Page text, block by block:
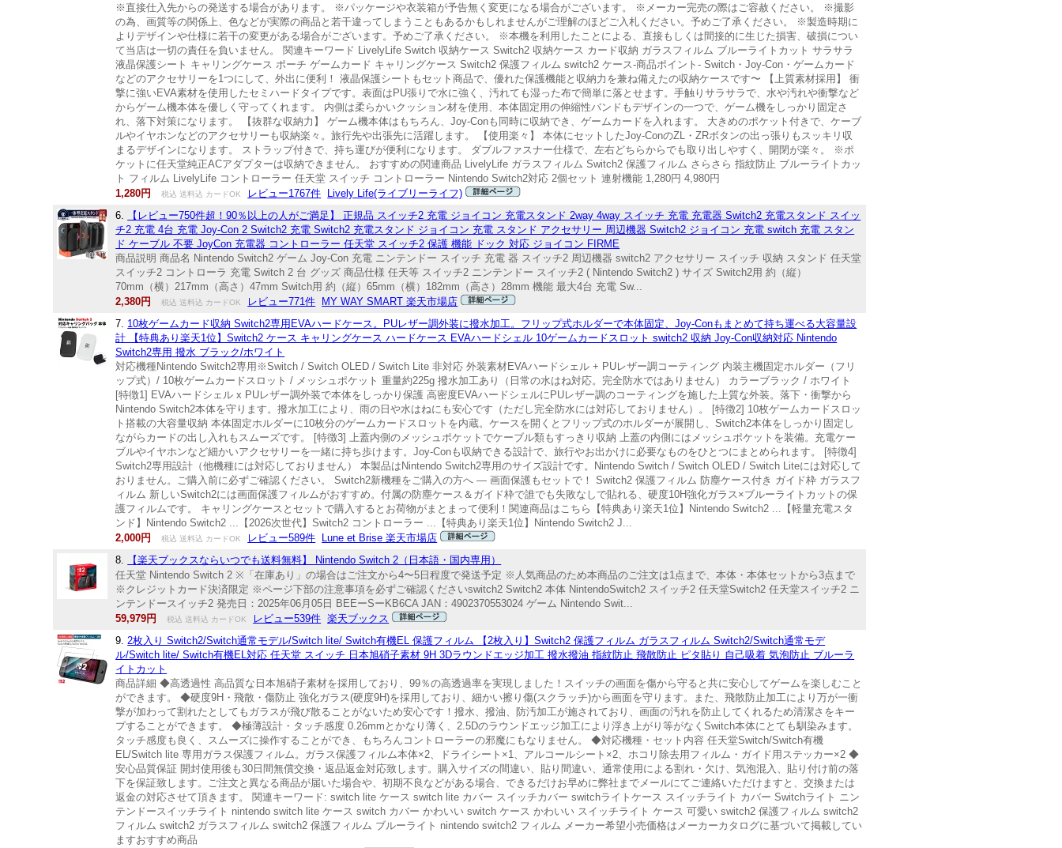
※直接仕入先からの発送する場合があります。 ※パッケージや衣装箱が予告無く変更になる場合がございます。 ※メーカー完売の際はご容赦ください。 ※撮影
の為、画質等の関係上、色などが実際の商品と若干違ってしまうこともあるかもしれませんがご理解のほどご入札ください。予めご了承ください。 ※製造時期に
よりデザインや仕様に若干の変更がある場合がございます。予めご了承ください。 ※本機を利用したことによる、直接もしくは間接的に生じた損害、破損につい
て当店は一切の責任を負いません。 関連キーワード LivelyLife Switch 収納ケース Switch2 収納ケース カード収納 ガラスフィルム ブルーライトカット サラサラ
液晶保護シート キャリングケース ポーチ ゲームカード キャリングケース Switch2 保護フィルム switch2 ケース-商品ポイント- Switch・Joy-Con・ゲームカード
などのアクセサリーを1つにして、外出に便利！ 液晶保護シートもセット商品で、優れた保護機能と収納力を兼ね備えたの収納ケースです〜 【上質素材採用】 衝
撃に強いEVA素材を使用したセミハードタイプです。表面はPU張りで水に強く、汚れても湿った布で簡単に落とせます。手触りサラサラで、水や汚れや衝撃など
からゲーム機本体を優しく守ってくれます。 内側は柔らかいクッション材を使用、本体固定用の伸縮性バンドもデザインの一つで、ゲーム機をしっかり固定さ
れ、落下対策になります。 【抜群な収納力】 ゲーム機本体はもちろん、Joy-Conも同時に収納でき、ゲームカードを入れます。 大きめのポケット付きで、ケーブ
ルやイヤホンなどのアクセサリーも収納楽々。旅行先や出張先に活躍します。 【使用楽々】 本体にセットしたJoy-ConのZL・ZRボタンの出っ張りもスッキリ収
まるデザインになります。 ストラップ付きで、持ち運びが便利になります。 ダブルファスナー仕様で、左右どちらからでも取り出しやすく、開閉が楽々。 ※ポ
ケットに任天堂純正ACアダプターは収納できません。 おすすめの関連商品 LivelyLife ガラスフィルム Switch2 保護フィルム さらさら 指紋防止 ブルーライトカッ
ト フィルム LivelyLife コントローラー 任天堂 スイッチ コントローラー Nintendo Switch2対応 2個セット 連射機能 1,280円 4,980円
1,280円
税込 送料込 カードOK レビュー1767件
Lively Life(ライブリーライフ)
6.
【レビュー750件超！90％以上の人がご満足】 正規品 スイッチ2 充電 ジョイコン 充電スタンド 2way 4way スイッチ 充電 充電器 Switch2 充電スタンド スイッ
チ2 充電 4台 充電 Joy-Con 2 Switch2 充電 Switch2 充電スタンド ジョイコン 充電 スタンド アクセサリー 周辺機器 Switch2 ジョイコン 充電 switch 充電 スタン
ド ケーブル 不要 JoyCon 充電器 コントローラー 任天堂 スイッチ2 保護 機能 ドック 対応 ジョイコン FIRME
商品説明 商品名 Nintendo Switch2 ゲーム Joy-Con 充電 ニンテンドー スイッチ 充電 器 スイッチ2 周辺機器 switch2 アクセサリー スイッチ 収納 スタンド 任天堂
スイッチ2 コントローラ 充電 Switch 2 台 グッズ 商品仕様 任天等 スイッチ2 ニンテンドー スイッチ2 ( Nintendo Switch2 ) サイズ Switch2用 約（縦）
70mm（横）217mm（高さ）47mm Switch用 約（縦）65mm（横）182mm（高さ）28mm 機能 最大4台 充電 Sw...
2,380円
税込 送料込 カードOK レビュー771件
MY WAY SMART 楽天市場店
7. 10枚ゲームカード収納 Switch2専用EVAハードケース。PUレザー調外装に撥水加工。フリップ式ホルダーで本体固定、Joy-Conもまとめて持ち運べる大容量設
計 【特典あり楽天1位】Switch2 ケース キャリングケース ハードケース EVAハードシェル 10ゲームカードスロット switch2 収納 Joy-Con収納対応 Nintendo
Switch2専用 撥水 ブラック/ホワイト
対応機種Nintendo Switch2専用※Switch / Switch OLED / Switch Lite 非対応 外装素材EVAハードシェル + PUレザー調コーティング 内装主機固定ホルダー（フリ
ップ式）/ 10枚ゲームカードスロット / メッシュポケット 重量約225g 撥水加工あり（日常の水はね対応。完全防水ではありません） カラーブラック / ホワイト
[特徴1] EVAハードシェル x PUレザー調外装で本体をしっかり保護 高密度EVAハードシェルにPUレザー調のコーティングを施した上質な外装。落下・衝撃から
Nintendo Switch2本体を守ります。撥水加工により、雨の日や水はねにも安心です（ただし完全防水には対応しておりません）。 [特徴2] 10枚ゲームカードスロッ
ト搭載の大容量収納 本体固定ホルダーに10枚分のゲームカードスロットを内蔵。ケースを開くとフリップ式のホルダーが展開し、Switch2本体をしっかり固定し
ながらカードの出し入れもスムーズです。 [特徴3] 上蓋内側のメッシュポケットでケーブル類もすっきり収納 上蓋の内側にはメッシュポケットを装備。充電ケー
ブルやイヤホンなど細かいアクセサリーを一緒に持ち歩けます。Joy-Conも収納できる設計で、旅行やお出かけに必要なものをひとつにまとめられます。 [特徴4]
Switch2専用設計（他機種には対応しておりません） 本製品はNintendo Switch2専用のサイズ設計です。Nintendo Switch / Switch OLED / Switch Liteには対応して
おりません。ご購入前に必ずご確認ください。 Switch2新機種をご購入の方へ — 画面保護もセットで！ Switch2 保護フィルム 防塵ケース付き ガイド枠 ガラスフ
ィルム 新しいSwitch2には画面保護フィルムがおすすめ。付属の防塵ケース＆ガイド枠で誰でも失敗なしで貼れる、硬度10H強化ガラス×ブルーライトカットの保
護フィルムです。 キャリングケースとセットで購入するとお荷物がまとまって便利！関連商品はこちら【特典あり楽天1位】Nintendo Switch2 ...【軽量充電スタ
ンド】Nintendo Switch2 ...【2026次世代】Switch2 コントローラー ...【特典あり楽天1位】Nintendo Switch2 J...
2,000円
税込 送料込 カードOK レビュー589件
Lune et Brise 楽天市場店
8.
【楽天ブックスならいつでも送料無料】 Nintendo Switch 2（日本語・国内専用）
任天堂 Nintendo Switch 2 ※「在庫あり」の場合はご注文から4〜5日程度で発送予定 ※人気商品のため本商品のご注文は1点まで、本体・本体セットから3点まで
※クレジットカード決済限定 ※ページ下部の注意事項を必ずご確認くださいswitch2 Switch2 本体 NintendoSwitch2 スイッチ2 任天堂Switch2 任天堂スイッチ2 ニ
ンテンドースイッチ2 発売日：2025年06月05日 BEEーSーKB6CA JAN：4902370553024 ゲーム Nintendo Swit...
59,979円
税込 送料込 カードOK レビュー539件 楽天ブックス
9.2枚入り Switch2/Switch通常モデル/Switch lite/ Switch有機EL 保護フィルム 【2枚入り】Switch2 保護フィルム ガラスフィルム Switch2/Switch通常モデ
ル/Switch lite/ Switch有機EL対応 任天堂 スイッチ 日本旭硝子素材 9H 3Dラウンドエッジ加工 撥水撥油 指紋防止 飛散防止 ピタ貼り 自己吸着 気泡防止 ブルーラ
イトカット
商品詳細 ◆高透過性 高品質な日本旭硝子素材を採用しており、99％の高透過率を実現しました！スイッチの画面を傷から守ると共に安心してゲームを楽しむこと
ができます。 ◆硬度9H・飛散・傷防止 強化ガラス(硬度9H)を採用しており、細かい擦り傷(スクラッチ)から画面を守ります。また、飛散防止加工により万が一衝
撃が加わって割れたとしてもガラスが飛び散ることがないため安心です！撥水、撥油、防汚加工が施されており、画面の汚れを防止してくれるため清潔さをキー
プすることができます。 ◆極薄設計・タッチ感度 0.26mmとかなり薄く、2.5Dのラウンドエッジ加工により浮き上がり等がなくSwitch本体にとても馴染みます。
タッチ感度も良く、スムーズに操作することができ、もちろんコントローラーの邪魔にもなりません。 ◆対応機種・セット内容 任天堂Switch/Switch有機
EL/Switch lite 専用ガラス保護フィルム。ガラス保護フィルム本体×2、ドライシート×1、アルコールシート×2、ホコリ除去用フィルム・ガイド用ステッカー×2 ◆
安心品質保証 開封使用後も30日間無償交換・返品返金対応致します。購入サイズの間違い、貼り間違い、通常使用による割れ・欠け、気泡混入、貼り付け前の落
下を保証致します。ご注文と異なる商品が届いた場合や、初期不良などがある場合、できるだけお早めに弊社までメールにてご連絡いただけますと、交換または
返金の対応させて頂きます。 関連キーワード: switch lite ケース switch lite カバー スイッチカバー switchライトケース スイッチライト カバー Switchライト ニン
テンドースイッチライト nintendo switch lite ケース switch カバー かわいい switch ケース かわいい スイッチライト ケース 可愛い switch2 保護フィルム switch2
フィルム switch2 ガラスフィルム switch2 保護フィルム ブルーライト nintendo switch2 フィルム メーカー希望小売価格はメーカーカタログに基づいて掲載してい
ますおすすめ商品